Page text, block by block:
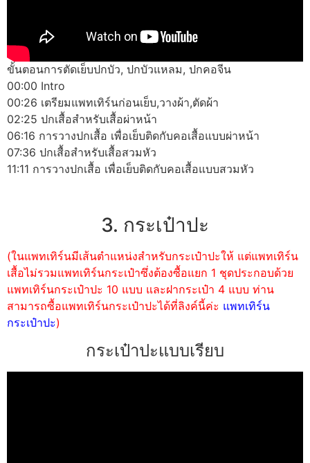
ขั้นตอนการตัดเย็บปกบัว, ปกบัวแหลม, ปกคอจีน
00:00 Intro
00:26 เตรียมแพทเทิร์นก่อนเย็บ,วางผ้า,ตัดผ้า
02:25 ปกเสื้อสำหรับเสื้อผ่าหน้า
06:16 การวางปกเสื้อ เพื่อเย็บติดกับคอเสื้อแบบผ่าหน้า
07:36 ปกเสื้อสำหรับเสื้อสวมหัว
11:11 การวางปกเสื้อ เพื่อเย็บติดกับคอเสื้อแบบสวมหัว
3. กระเป๋าปะ
(ในแพทเทิร์นมีเส้นตำแหน่งสำหรับกระเป๋าปะให้ แต่แพทเทิร์น
เสื้อไม่รวมแพทเทิร์นกระเป๋าซึ่งต้องซื้อแยก 1 ชุดประกอบด้วย
แพทเทิร์นกระเป๋าปะ 10 แบบ และฝากระเป๋า 4 แบบ ท่าน
สามารถซื้อแพทเทิร์นกระเป๋าปะได้ที่ลิงค์นี้ค่ะ แพทเทิร์น
กระเป๋าปะ)
กระเป๋าปะแบบเรียบ